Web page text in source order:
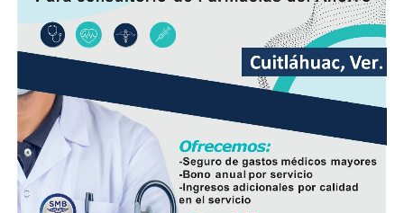
Además de conducir con precaución por disminución de
la visibilidad y anegamientos urbanos, viento arrachado,
descargas eléctricas y probables granizadas en áreas de
tormenta, entre otros efectos negativos.